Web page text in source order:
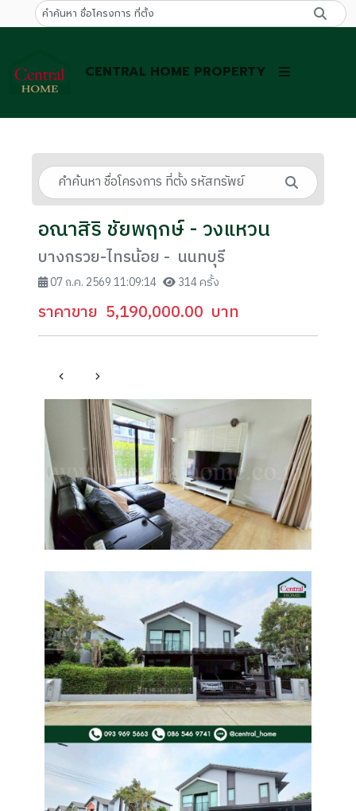
CENTRAL HOME PROPERTY
อณาสิริ ชัยพฤกษ์ - วงแหวน
บางกรวย-ไทรน้อย - นนทบุรี
07 ก.ค. 2569 11:09:14 314 ครั้ง
ราคาขาย 5,190,000.00 บาท